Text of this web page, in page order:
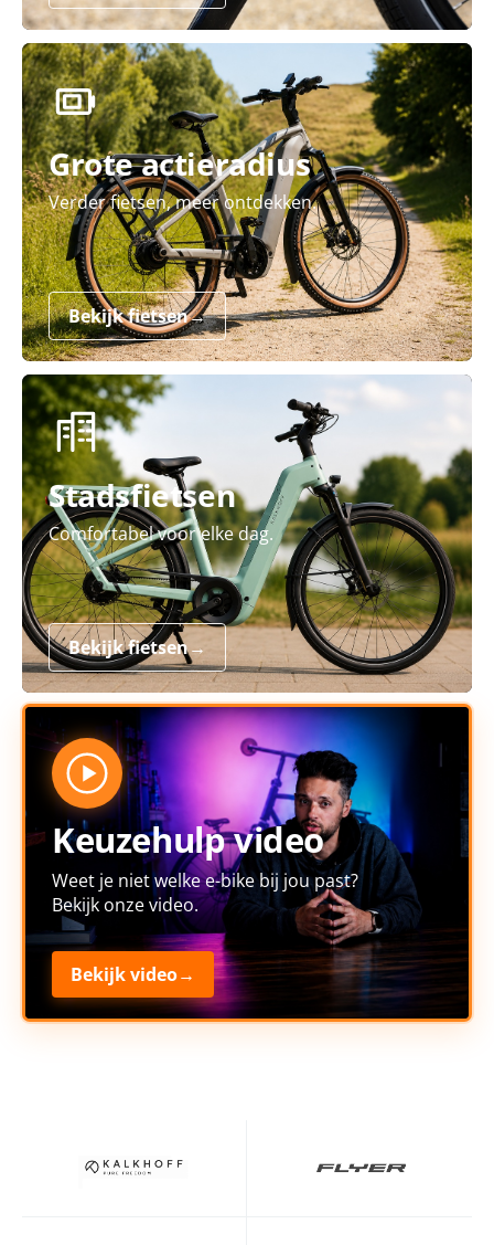
Grote actieradius
Verder fietsen, meer ontdekken.
Bekijk fietsen→
Stadsfietsen
Comfortabel voor elke dag.
Bekijk fietsen→
Keuzehulp video
Weet je niet welke e-bike bij jou past?
Bekijk onze video.
Bekijk video→